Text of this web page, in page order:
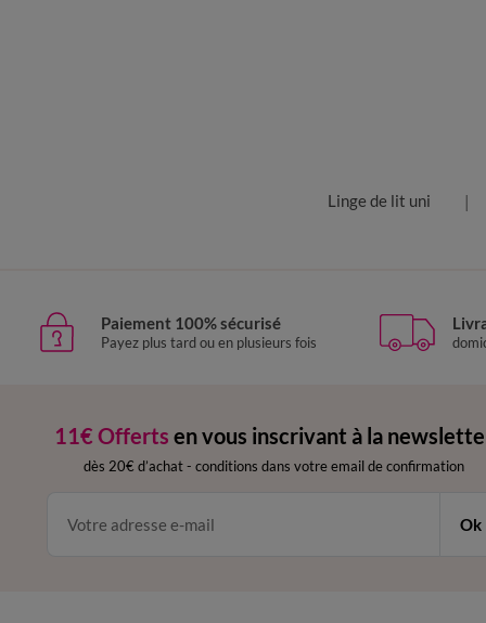
Linge de lit uni
Paiement 100% sécurisé
Payez plus tard ou en plusieurs fois
11€ Offerts en vous inscrivant à la
dès 20€ d’achat - conditions dans votre email de confirmation
Ok